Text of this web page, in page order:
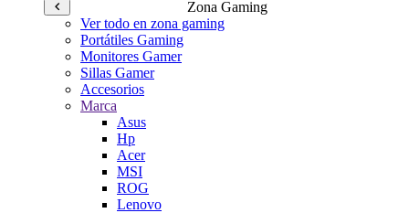
Zona Gaming
Ver todo en zona gaming
Portátiles Gaming
Monitores Gamer
Sillas Gamer
Accesorios
Marca
Asus
Hp
Acer
MSI
ROG
Lenovo